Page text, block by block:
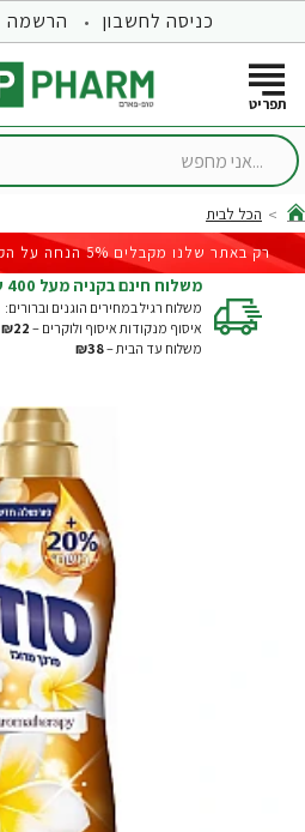
כניסה לחשבון הרשמה
...אני
home
הכל לבית
רק באתר שלנו מקבלים 5% הנחה על הקנייה הבאה |
משלוח חינם בקניה מעל 400 ש"ח | דרך איפוסט עד 5 ק"ג
משלוח רגיל במחירים הוגנים וברורים:
איסוף מנקודות איסוף ולוקרים – ₪22
משלוח עד הבית –₪38